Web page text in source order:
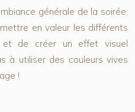
générale de la soirée.
en valeur les différents
et de créer un effet visuel
à utiliser des couleurs vives
!